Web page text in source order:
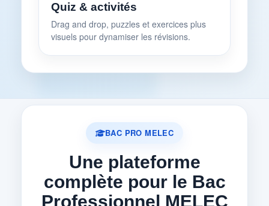
Quiz & activités
Drag and drop, puzzles et exercices plus
visuels pour dynamiser les révisions.
BAC PRO MELEC
Une plateforme
complète pour le Bac
Professionnel MELEC